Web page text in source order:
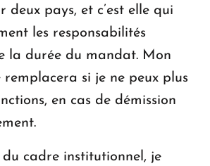
deux pays, et c’est elle qui
les responsabilités
la durée du mandat. Mon
remplacera si je ne peux plus
en cas de démission
cadre institutionnel, je